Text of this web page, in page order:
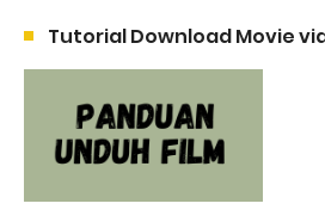
Tutorial Download Movie